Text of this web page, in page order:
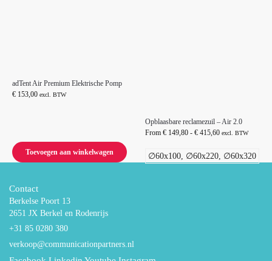
adTent Air Premium Elektrische Pomp
€ 153,00 excl. BTW
Toevoegen aan winkelwagen
Opblaasbare reclamezuil – Air 2.0
From € 149,80 - € 415,60 excl. BTW
∅60x100, ∅60x220, ∅60x320
Contact
Berkelse Poort 13
2651 JX Berkel en Rodenrijs
+31 85 0280 380
verkoop@communicationpartners.nl